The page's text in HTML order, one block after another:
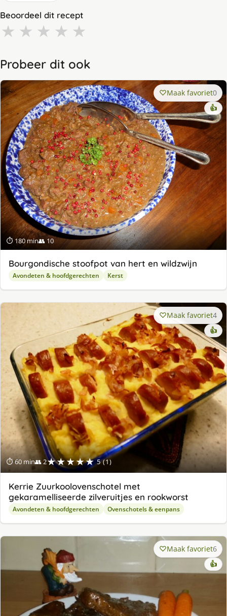
Beoordeel dit recept
★ ★ ★ ★ ★
Probeer dit ook
⏱ 180 min👥 10
Maak favoriet0
👍
Bourgondische stoofpot van hert en wildzwijn
Avondeten & hoofdgerechten Kerst
⏱ 60 min👥 2★★★★★ 5 (1)
Maak favoriet4
👍
Kerrie Zuurkoolovenschotel met
gekaramelliseerde zilveruitjes en rookworst
Avondeten & hoofdgerechten Ovenschotels & eenpans
Maak favoriet6
👍